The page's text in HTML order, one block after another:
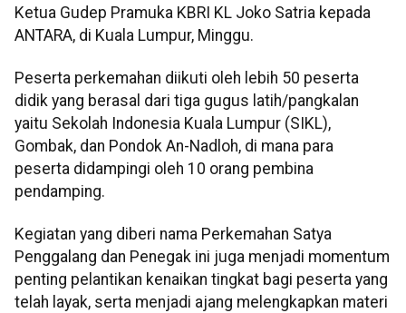
Ketua Gudep Pramuka KBRI KL Joko Satria kepada
ANTARA, di Kuala Lumpur, Minggu.
Peserta perkemahan diikuti oleh lebih 50 peserta
didik yang berasal dari tiga gugus latih/pangkalan
yaitu Sekolah Indonesia Kuala Lumpur (SIKL),
Gombak, dan Pondok An-Nadloh, di mana para
peserta didampingi oleh 10 orang pembina
pendamping.
Kegiatan yang diberi nama Perkemahan Satya
Penggalang dan Penegak ini juga menjadi momentum
penting pelantikan kenaikan tingkat bagi peserta yang
telah layak, serta menjadi ajang melengkapkan materi